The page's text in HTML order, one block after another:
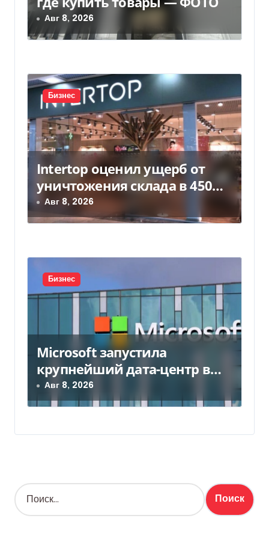
а
п
с
я
м
Авг 8, 2026
Бизнес
Intertop оценил ущерб от
уничтожения склада в 450
млн грн
Авг 8, 2026
Бизнес
Microsoft запустила
крупнейший дата-центр в
Индии за $20,5 миллиарда
Авг 8, 2026
Н
а